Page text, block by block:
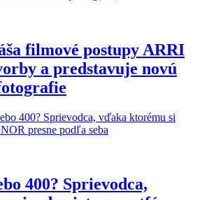
filmové postupy ARRI
a predstavuje novú
400? Sprievodca,